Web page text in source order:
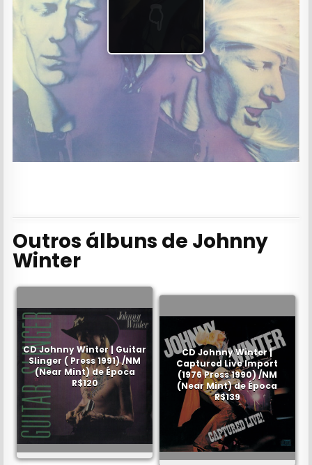
Outros álbuns de Johnny
Winter
CD Johnny Winter | Guitar
Slinger ( Press 1991) /NM
(Near Mint) de Época
R$120
CD Johnny Winter |
Captured Live Import
(1976 Press 1990) /NM
(Near Mint) de Época
R$139